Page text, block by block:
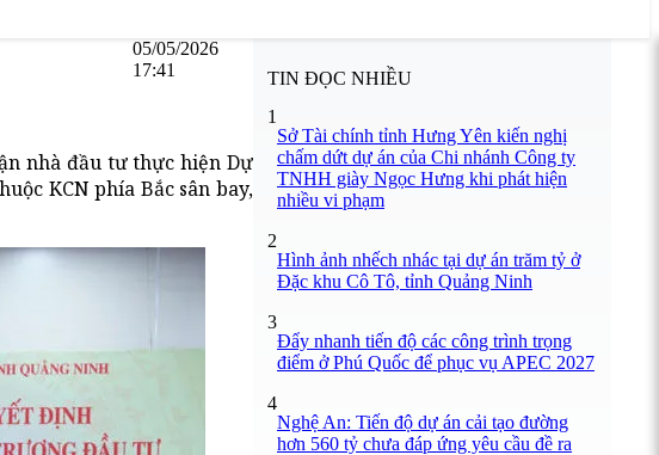
05/05/2026
17:41
nhà đầu tư thực hiện Dự
KCN phía Bắc sân bay,
TIN ĐỌC NHIỀU
1
Sở Tài chính tỉnh Hưng Yên kiến nghị
chấm dứt dự án của Chi nhánh Công ty
TNHH giày Ngọc Hưng khi phát hiện
nhiều vi phạm
2
Hình ảnh nhếch nhác tại dự án trăm tỷ ở
Đặc khu Cô Tô, tỉnh Quảng Ninh
3
Đẩy nhanh tiến độ các công trình trọng
điểm ở Phú Quốc để phục vụ APEC 2027
4
Nghệ An: Tiến độ dự án cải tạo đường
hơn 560 tỷ chưa đáp ứng yêu cầu đề ra